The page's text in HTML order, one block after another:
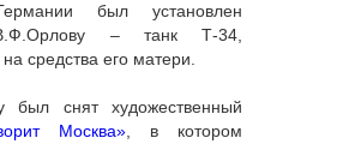
был установлен
– танк Т-34,
средства его матери.
был снят художественный
Москва», в котором